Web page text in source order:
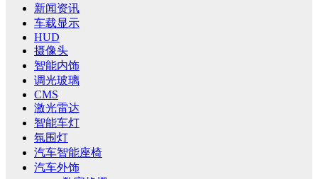
新闻资讯
车载显示
HUD
摄像头
智能内饰
调光玻璃
CMS
激光雷达
智能车灯
氛围灯
汽车智能座椅
汽车外饰